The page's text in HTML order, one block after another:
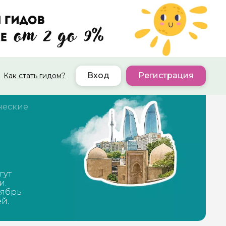
Как стать гидом? Вход Регистрация